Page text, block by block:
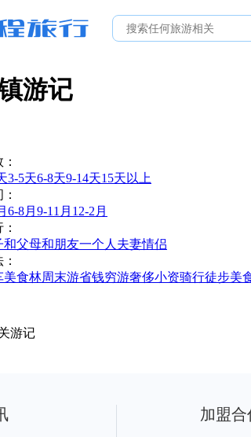
游记
：
3-5天6-8天9-14天15天以上
：
6-8月 9-11月 12-2月
：
和父母和朋友一个人 夫妻情侣
：
美食林周末游省钱穷游奢侈小资骑行徒步美
游记
加盟合